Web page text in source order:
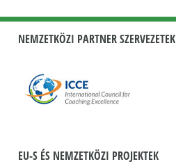
NEMZETKÖZI PARTNER SZERVEZETEK
EU-S ÉS NEMZETKÖZI PROJEKTEK